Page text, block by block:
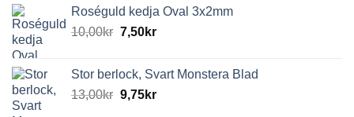
Roséguld kedja Oval 3x2mm
10,00kr 7,50kr
Stor berlock, Svart Monstera Blad
13,00kr 9,75kr